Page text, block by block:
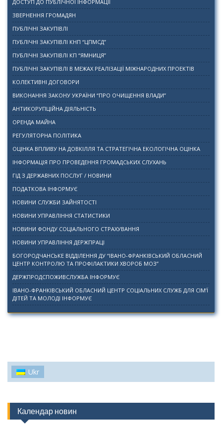
ДОСТУП ДО ПУБЛІЧНОЇ ІНФОРМАЦІЇ
ЗВЕРНЕННЯ ГРОМАДЯН
ПУБЛІЧНІ ЗАКУПІВЛІ
ПУБЛІЧНІ ЗАКУПІВЛІ КНП “ЦПМСД”
ПУБЛІЧНІ ЗАКУПІВЛІ КП “ЯМНИЦЯ”
ПУБЛІЧНІ ЗАКУПІВЛІ В МЕЖАХ РЕАЛІЗАЦІЇ МІЖНАРОДНИХ ПРОЕКТІВ
КОЛЕКТИВНІ ДОГОВОРИ
ВИКОНАННЯ ЗАКОНУ УКРАЇНИ “ПРО ОЧИЩЕННЯ ВЛАДИ”
АНТИКОРУПЦІЙНА ДІЯЛЬНІСТЬ
ОРЕНДА МАЙНА
РЕГУЛЯТОРНА ПОЛІТИКА
ОЦІНКА ВПЛИВУ НА ДОВКІЛЛЯ ТА СТРАТЕГІЧНА ЕКОЛОГІЧНА ОЦІНКА
ІНФОРМАЦІЯ ПРО ПРОВЕДЕННЯ ГРОМАДСЬКИХ СЛУХАНЬ
ГІД З ДЕРЖАВНИХ ПОСЛУГ / НОВИНИ
ПОДАТКОВА ІНФОРМУЄ
НОВИНИ СЛУЖБИ ЗАЙНЯТОСТІ
НОВИНИ УПРАВЛІННЯ СТАТИСТИКИ
НОВИНИ ФОНДУ СОЦІАЛЬНОГО СТРАХУВАННЯ
НОВИНИ УПРАВЛІННЯ ДЕРЖПРАЦІ
БОГОРОДЧАНСЬКЕ ВІДДІЛЕННЯ ДУ “ІВАНО-ФРАНКІВСЬКИЙ ОБЛАСНИЙ
ЦЕНТР КОНТРОЛЮ ТА ПРОФІЛАКТИКИ ХВОРОБ МОЗ”
ДЕРЖПРОДСПОЖИВСЛУЖБА ІНФОРМУЄ
ІВАНО-ФРАНКІВСЬКИЙ ОБЛАСНИЙ ЦЕНТР СОЦІАЛЬНИХ СЛУЖБ ДЛЯ СІМ’Ї
ДІТЕЙ ТА МОЛОДІ ІНФОРМУЄ
Ukr
Календар новин